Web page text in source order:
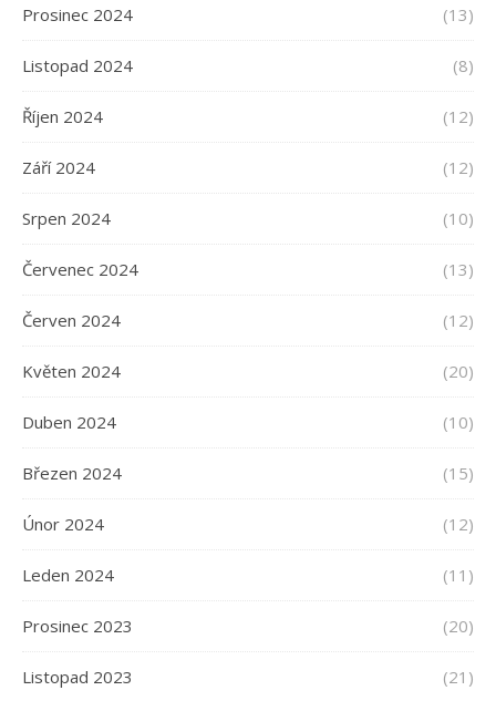
Prosinec 2024 (13)
Listopad 2024 (8)
Říjen 2024 (12)
Září 2024 (12)
Srpen 2024 (10)
Červenec 2024 (13)
Červen 2024 (12)
Květen 2024 (20)
Duben 2024 (10)
Březen 2024 (15)
Únor 2024 (12)
Leden 2024 (11)
Prosinec 2023 (20)
Listopad 2023 (21)